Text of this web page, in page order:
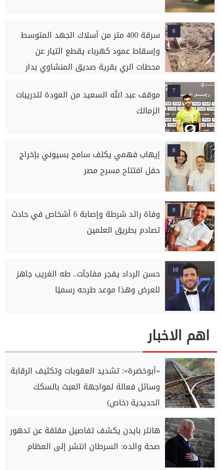
6
سرقة 400 متر من أسلاك الجهد المتوسط
وإسقاط عمود كهرباء يقطع التيار عن
محطات الري بقرية صديق المنشاوي بدار
7
موقف عبد الله السعيد من العودة لتدريبات
الزمالك
8
إيهاب فهمي يكلف سامح بسيوني بإخراج
حفل افتتاح مسرح مصر
9
وفاة رائد شرطة وإصابة 6 أشخاص في حادث
تصادم بطريق العلمين
10
حسن الرداد يفجر مفاجآت.. طه الغريب جاهز
للعرض وهذا موعد طرحه رسميًا
اهم الاخبار
«أبوخضرة»: تشديد العقوبات وتكثيف الرقابة
وسائل فعالة لمواجهة العبث بالسكك
الحديدية (خاص)
هانتر بايدن يكشف تفاصيل مقلقة عن تدهور
صحة والده: السرطان انتشر إلى العظام